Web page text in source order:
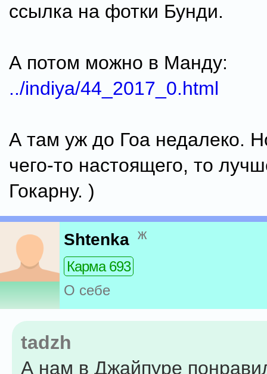
ссылка на фотки Бунди.
А потом можно в Манду:
../indiya/44_2017_0.html
А там уж до Гоа недалеко.
чего-то настоящего, то
Гокарну. )
Shtenka ж
Карма 693
О себе
tadzh
А нам в Джайпуре